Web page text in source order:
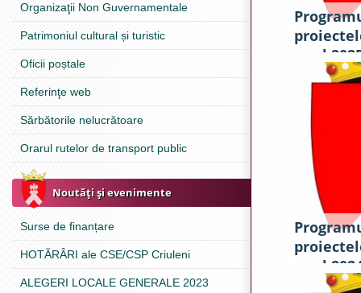
Organizaţii Non Guvernamentale
Patrimoniul cultural și turistic
Oficii poștale
Referinţe web
Sărbătorile nelucrătoare
Orarul rutelor de transport public
Noutăţi şi evenimente
Surse de finanțare
HOTĂRÂRI ale CSE/CSP Criuleni
ALEGERI LOCALE GENERALE 2023
anul
anul